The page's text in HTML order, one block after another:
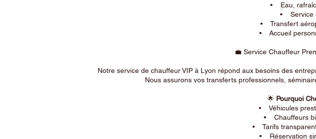
• Eau,
• Service
• Transfert
• Accueil
💼 Service Chauffeur
Notre service de chauffeur VIP à Lyon répond aux besoins des
Nous assurons vos transferts professionnels,
🌟 Pourquoi
• Véhicules
• Chauffeurs
• Tarifs
• Réservation